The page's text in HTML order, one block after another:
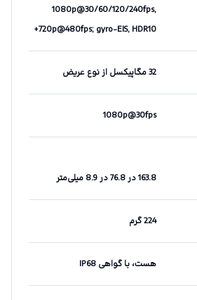
1080p@30/60/120/240fps,
720p@480fps; gyro-EIS, HDR10+
32 مگاپیکسل از نوع عریض
1080p@30fps
163.8 در 76.8 در 8.9 میلی‌متر
224 گرم
هست، با گواهی IP68